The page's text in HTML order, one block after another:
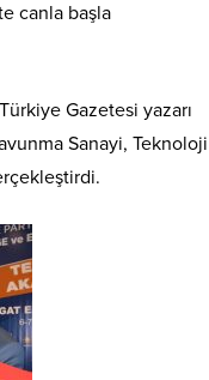
canla başla
Gazetesi yazarı
Sanayi, Teknoloji